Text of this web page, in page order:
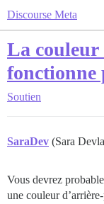
Discourse Meta
La couleur
fonctionne
Soutien
SaraDev (Sara
Vous devrez
une couleur